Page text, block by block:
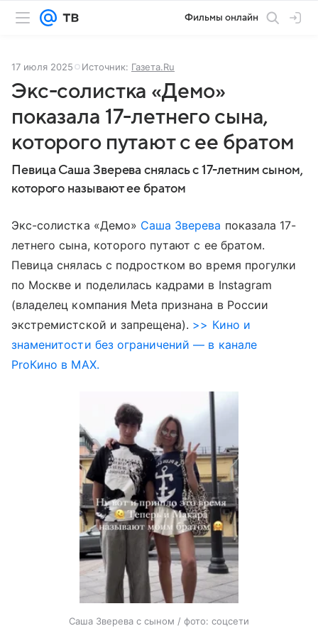
Фильмы онлайн
17 июля 2025 Источник: Газета.Ru
Экс-солистка «Демо»
показала 17-летнего сына,
которого путают с ее братом
Певица Саша Зверева снялась с 17-летним сыном,
которого называют ее братом
Экс-солистка «Демо» Саша Зверева показала 17-
летнего сына, которого путают с ее братом.
Певица снялась с подростком во время прогулки
по Москве и поделилась кадрами в Instagram
(владелец компания Meta признана в России
экстремистской и запрещена). >> Кино и
знаменитости без ограничений — в канале
ProКино в MAX.
Саша Зверева с сыном / фото: соцсети